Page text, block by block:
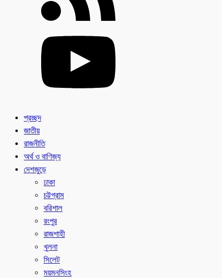
প্রচ্ছদ
জাতীয়
রাজনীতি
অর্থ ও বাণিজ্য
দেশজুড়ে
ঢাকা
চট্টগ্রাম
বরিশাল
রংপুর
রাজশাহী
খুলনা
সিলেট
ময়মনসিংহ